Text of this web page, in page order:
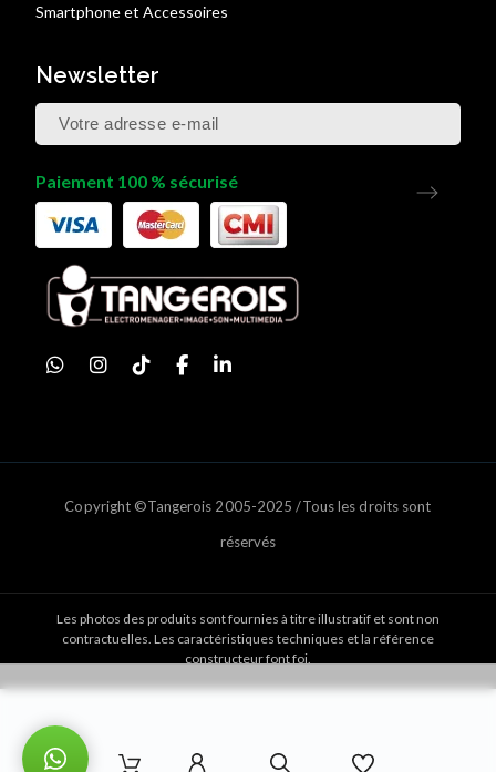
Smartphone et Accessoires
Newsletter
Paiement 100 % sécurisé
Copyright ©Tangerois 2005-2025 /Tous les droits sont
réservés
Les photos des produits sont fournies à titre illustratif et sont non
contractuelles. Les caractéristiques techniques et la référence
constructeur font foi.